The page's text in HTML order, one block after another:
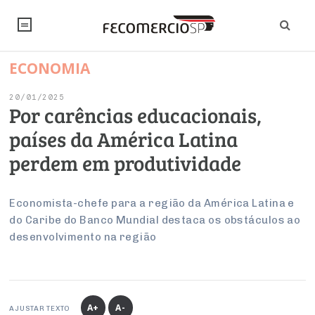
NOTÍCIAS
Artigos
Institucional
PROJETOS ESPECIAIS:
UM BRASIL
Economia
Pesquisas
Internacional
Inteligência Artificial
Legislação
Trabalho
Empresas
Negócios
Varejo
ESG
Últimas Notícias
PESQUISAS
FALE CONOSCO
INSTITUCIONAL
Sobre
Negociações Coletivas
Conselho de Turismo
Conselho de Emprego e Relações do Trabalho
EMPRESAS
ECONOMIA
20/01/2025
Por carências educacionais,
países da América Latina
perdem em produtividade
Economista-chefe para a região da América Latina e
do Caribe do Banco Mundial destaca os obstáculos ao
desenvolvimento na região
AJUSTAR TEXTO A+ A-